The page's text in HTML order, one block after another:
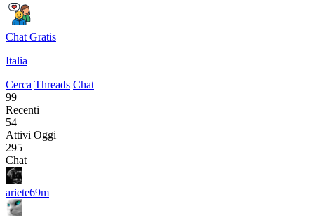
Chat Gratis
Italia
Cerca Threads Chat
99
Recenti
54
Attivi Oggi
295
Chat
ariete69m